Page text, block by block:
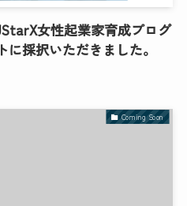
女性起業家育成プログ
採択いただきました。
Coming Soon